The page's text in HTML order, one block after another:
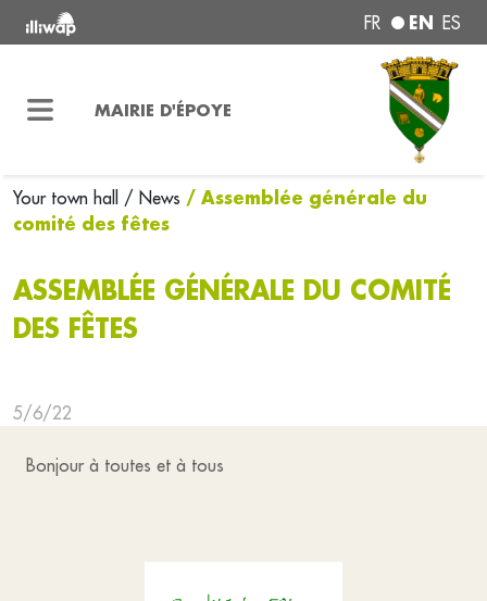
FR EN ES
MAIRIE D'ÉPOYE
Your town hall / News / Assemblée générale du
comité des fêtes
ASSEMBLÉE GÉNÉRALE DU COMITÉ
DES FÊTES
5/6/22
Bonjour à toutes et à tous